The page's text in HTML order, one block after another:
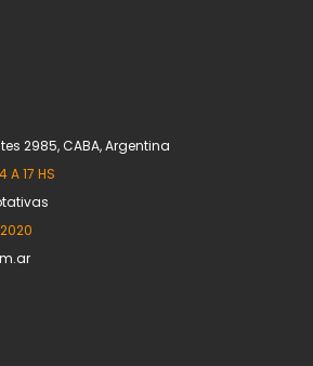
2985, CABA, Argentina
A 17 HS